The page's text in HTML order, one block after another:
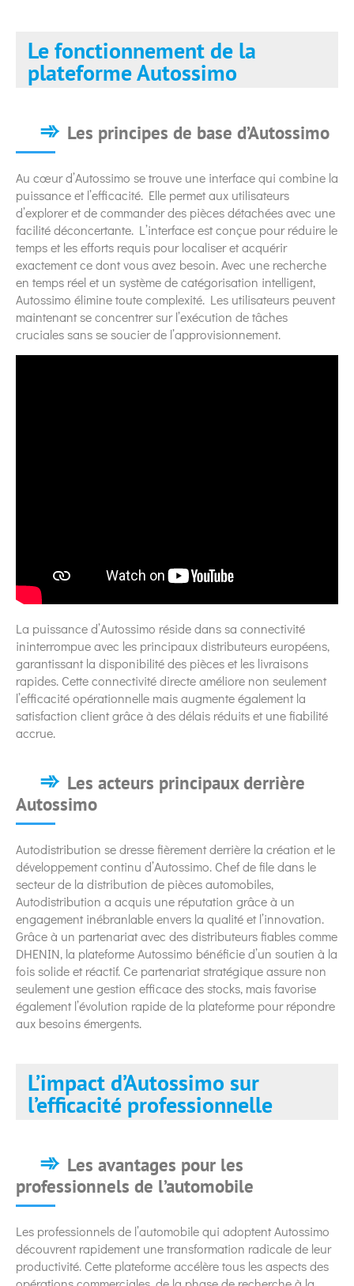
Le fonctionnement de la
plateforme Autossimo
Les principes de base d’Autossimo
Au cœur d’Autossimo se trouve une interface qui combine la
puissance et l’efficacité. Elle permet aux utilisateurs
d’explorer et de commander des pièces détachées avec une
facilité déconcertante. L’interface est conçue pour réduire le
temps et les efforts requis pour localiser et acquérir
exactement ce dont vous avez besoin. Avec une recherche
en temps réel et un système de catégorisation intelligent,
Autossimo élimine toute complexité. Les utilisateurs peuvent
maintenant se concentrer sur l’exécution de tâches
cruciales sans se soucier de l’approvisionnement.
La puissance d’Autossimo réside dans sa connectivité
ininterrompue avec les principaux distributeurs européens,
garantissant la disponibilité des pièces et les livraisons
rapides. Cette connectivité directe améliore non seulement
l’efficacité opérationnelle mais augmente également la
satisfaction client grâce à des délais réduits et une fiabilité
accrue.
Les acteurs principaux derrière
Autossimo
Autodistribution se dresse fièrement derrière la création et le
développement continu d’Autossimo. Chef de file dans le
secteur de la distribution de pièces automobiles,
Autodistribution a acquis une réputation grâce à un
engagement inébranlable envers la qualité et l’innovation.
Grâce à un partenariat avec des distributeurs fiables comme
DHENIN, la plateforme Autossimo bénéficie d’un soutien à la
fois solide et réactif. Ce partenariat stratégique assure non
seulement une gestion efficace des stocks, mais favorise
également l’évolution rapide de la plateforme pour répondre
aux besoins émergents.
L’impact d’Autossimo sur
l’efficacité professionnelle
Les avantages pour les
professionnels de l’automobile
Les professionnels de l’automobile qui adoptent Autossimo
découvrent rapidement une transformation radicale de leur
productivité. Cette plateforme accélère tous les aspects des